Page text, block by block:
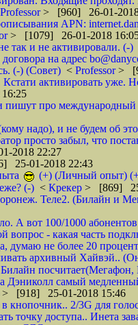
Professor> [960] 26-01-
APN:
> [1079] 26-01-2018
так и не активировали. (-)
на адрес
(-) (Совет) < Professor>
активировать уже.
пишут про
надо), и не будем об
просто забыл, что
2018 22:27
25-01-2018 22:43
(+) (Личный опыт)
(-) < Крекер > [869]
Теле2. (Билайн и
А вот 100/1000
вопрос - какая часть
думаю не более 20
архивный Хайвэй..
Билайн
Дэниколл самый
> [918] 25-01-2018 15:46
кнопочник.. 2/3G для
точку доступа.. Инета